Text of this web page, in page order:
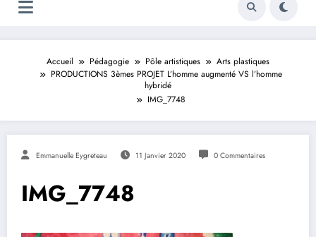
Accueil Pédagogie Pôle artistiques
Arts plastiques
PRODUCTIONS 3èmes PROJET L’homme augmenté VS l’homme
hybridé
IMG_7748
Emmanuelle Eygreteau 11 Janvier 2020 0 Commentaires
IMG_7748